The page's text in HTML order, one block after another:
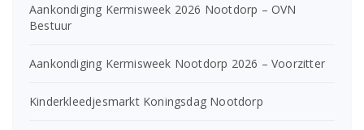
Aankondiging Kermisweek 2026 Nootdorp – OVN
Bestuur
Aankondiging Kermisweek Nootdorp 2026 – Voorzitter
Kinderkleedjesmarkt Koningsdag Nootdorp